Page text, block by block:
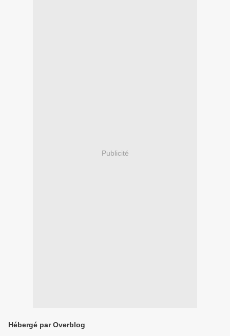
Publicité
Hébergé par Overblog